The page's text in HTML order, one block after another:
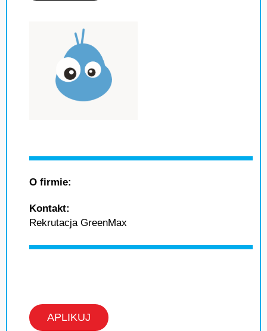
O firmie:
Kontakt:
Rekrutacja GreenMax
APLIKUJ